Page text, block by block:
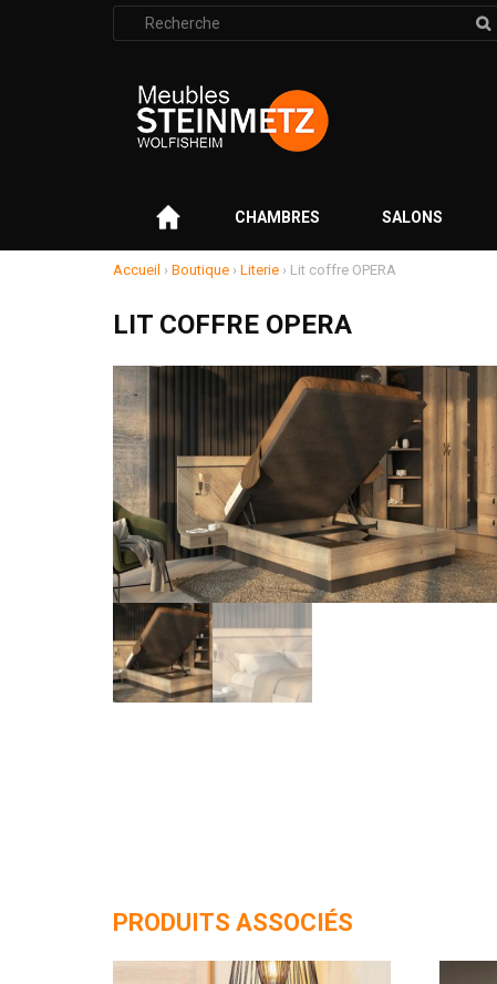
Rechercher
:
CHAMBRES SALONS
Accueil › Boutique › Literie › Lit coffre OPERA
LIT COFFRE OPERA
PRODUITS ASSOCIÉS